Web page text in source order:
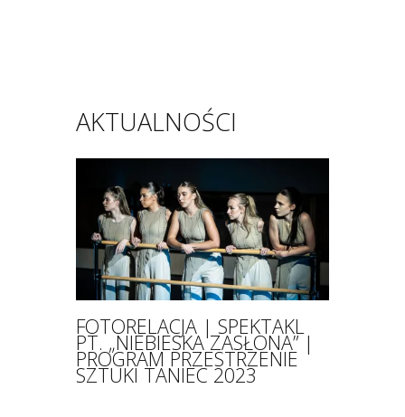
AKTUALNOŚCI
FOTORELACJA | SPEKTAKL
PT. „NIEBIESKA ZASŁONA” |
PROGRAM PRZESTRZENIE
SZTUKI TANIEC 2023